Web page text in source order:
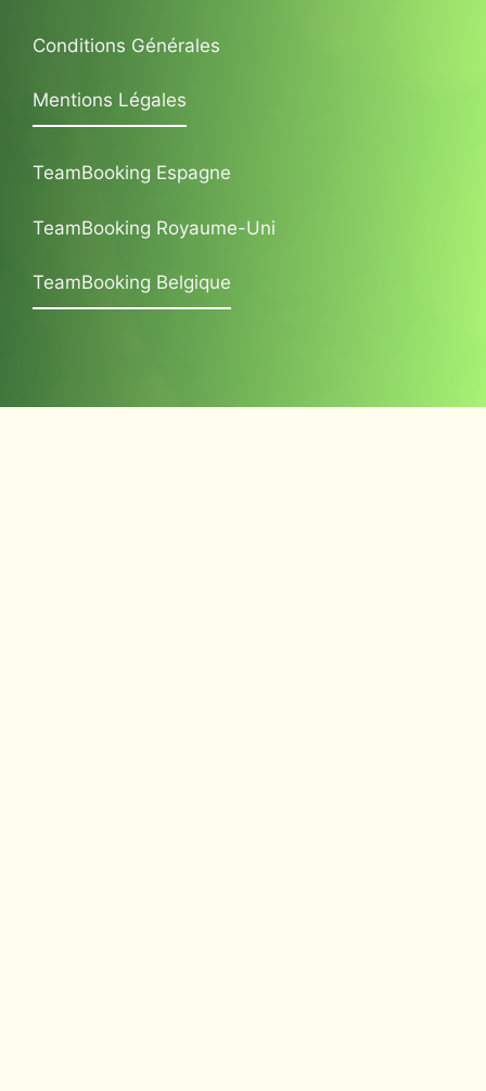
Conditions Générales
Mentions Légales
TeamBooking Espagne
TeamBooking Royaume-Uni
TeamBooking Belgique